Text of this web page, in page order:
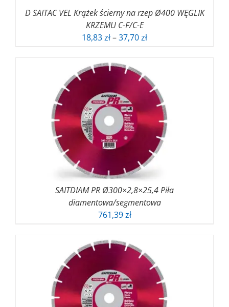
D SAITAC VEL Krążek ścierny na rzep Ø400 WĘGLIK
KRZEMU C-F/C-E
18,83zł–37,70złZakres
18,83 zł
do
37,70 zł
SAITDIAM PR Ø300×2,8×25,4 Piła
diamentowa/segmentowa
761,39zł